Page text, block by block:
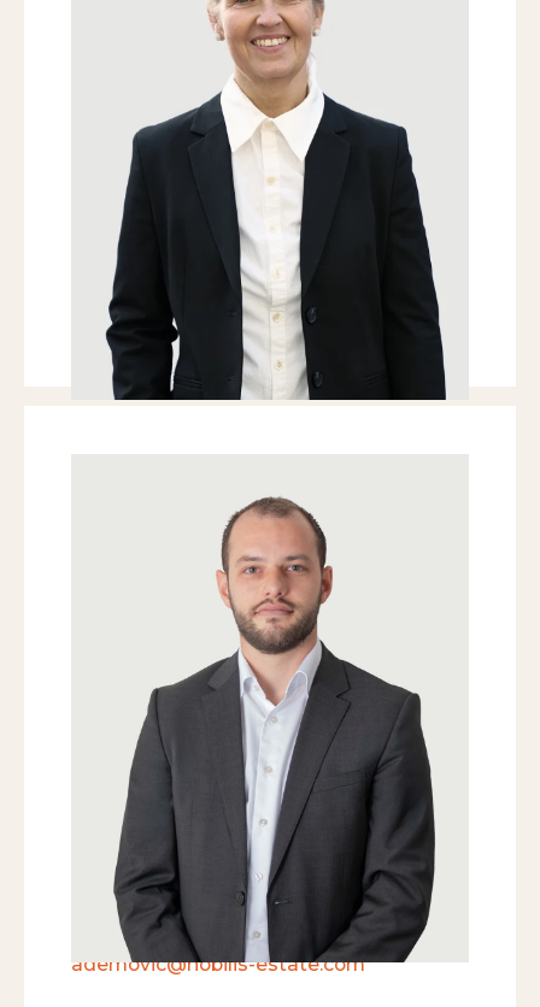
Ich komme gerne zurück in die Welt
der Immobilien und Finanzen – hier
fühle ich mich zu Hause und kann
mich entfalten.
+41 41 709 00 16
+41 44 266 60 19
erni@nobilis-estate.com
Samir Ademovic
ASSISTENZ VERMARKTUNG / BACK
Liegenschaften sind für mich mehr als
nur ein Zuhause, sie erzählen
Geschichten und spiegeln die
Persönlichkeit der Menschen wieder,
was vielfältig und spannend ist.
+41 41 709 00 16
+41 44 266 60 37
ademovic@nobilis-estate.com